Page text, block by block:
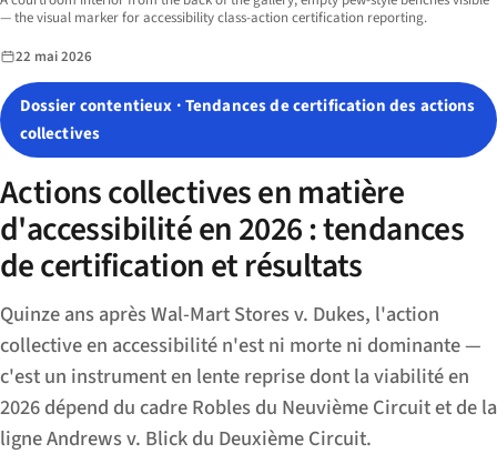
— the visual marker for accessibility class-action certification reporting.
22 mai 2026
Dossier contentieux · Tendances de certification des actions
collectives
Actions collectives en matière
d'accessibilité en 2026 : tendances
de certification et résultats
Quinze ans après Wal-Mart Stores v. Dukes, l'action
collective en accessibilité n'est ni morte ni dominante —
c'est un instrument en lente reprise dont la viabilité en
2026 dépend du cadre Robles du Neuvième Circuit et de la
ligne Andrews v. Blick du Deuxième Circuit.